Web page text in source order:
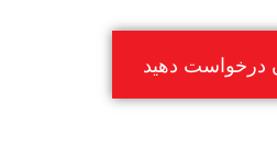
درخواست دهید